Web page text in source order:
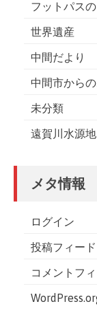
フットパスの
世界遺産
中間だより
中間市から
未分類
遠賀川水源
メタ情報
ログイン
投稿フィード
コメントフ